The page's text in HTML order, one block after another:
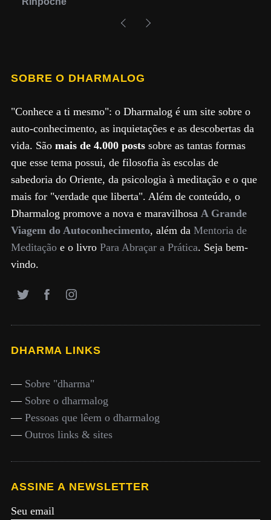
SOBRE O DHARMALOG
"Conhece a ti mesmo": o Dharmalog é um site sobre o
auto-conhecimento, as inquietações e as descobertas da
vida. São mais de 4.000 postssobre as tantas formas
que esse tema possui, de filosofia às escolas de
sabedoria do Oriente, da psicologia à meditação e o que
mais for "verdade que liberta". Além de conteúdo, o
Dharmalog promove a nova e maravilhosa A Grande
Viagem do Autoconhecimento, além da Mentoria de
Meditaçãoe o livro Para Abraçar a Prática. Seja bem-
vindo.
DHARMA LINKS
— Sobre "dharma"
— Sobre o dharmalog
— Pessoas que lêem o dharmalog
— Outros links & sites
ASSINE A NEWSLETTER
Seu email